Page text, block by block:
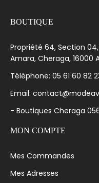
BOUTIQUE
Propriété 64, Section
Amara, Cheraga, 16000
Téléphone: 05 61 60 82
Email:
- Boutiques Cheraga
MON COMPTE
Mes Commandes
Mes Adresses